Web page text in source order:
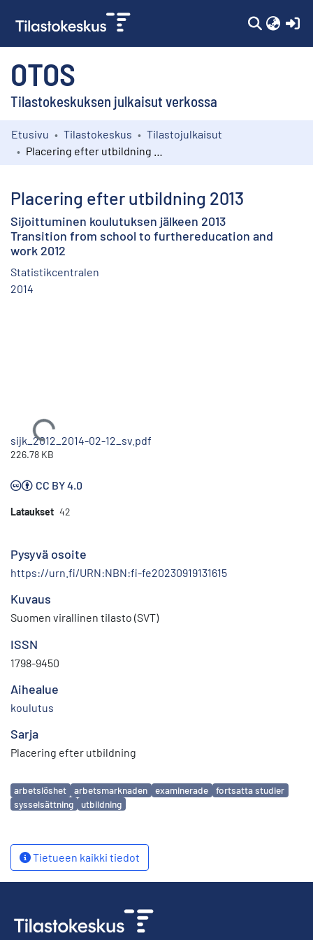
OTOS
Tilastokeskuksen julkaisut verkossa
Kokoelmat
Etusivu Tilastokeskus
Tilastojulkaisut
Placering efter utbildning 2013
Sijoittuminen koulutuksen jälkeen 2013
Transition from school to furthereducation and
work 2012
Statistikcentralen
2014
Ladataan...
sijk_2012_2014-02-12_sv.pdf
226.78 KB
CC BY 4.0
Lataukset 42
Pysyvä osoite
https://urn.fi/URN:NBN:fi-fe20230919131615
Kuvaus
Suomen virallinen tilasto (SVT)
ISSN
1798-9450
Aihealue
koulutus
Sarja
Placering efter utbildning
Avainsanat
arbetslöshet arbetsmarknaden examinerade
fortsatta studier
sysselsättning
utbildning
Tietueen kaikki tiedot